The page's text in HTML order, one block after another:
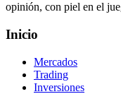
opinión, con piel en el
Inicio
Mercados
Trading
Inversiones